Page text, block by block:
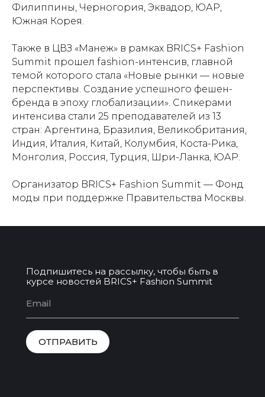
Филиппины, Черногория, Эквадор, ЮАР,
Южная Корея.
Также в ЦВЗ «Манеж» в рамках BRICS+ Fashion
Summit прошел fashion-интенсив, главной
темой которого стала «Новые рынки — новые
перспективы. Создание успешного фешен-
бренда в эпоху глобализации». Спикерами
интенсива стали 25 преподавателей из 13
стран: Аргентина, Бразилия, Великобритания,
Индия, Италия, Китай, Колумбия, Коста-Рика,
Монголия, Россия, Турция, Шри-Ланка, ЮАР.
Организатор BRICS+ Fashion Summit — Фонд
моды при поддержке Правительства Москвы.
Подпишитесь на рассылку, чтобы быть в
курсе новостей BRICS+ Fashion Summit
ОТПРАВИТЬ